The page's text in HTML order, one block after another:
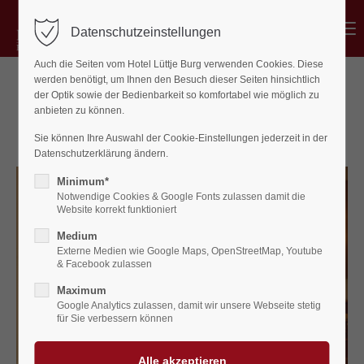
Login
Benutzername
Passwort
Anmelden
Register|Lost your password?
Unser Team
Datenschutzeinstellungen
Auch die Seiten vom Hotel Lüttje Burg verwenden Cookies. Diese
werden benötigt, um Ihnen den Besuch dieser Seiten hinsichtlich
der Optik sowie der Bedienbarkeit so komfortabel wie möglich zu
anbieten zu können.
Sie können Ihre Auswahl der Cookie-Einstellungen jederzeit in der
Datenschutzerklärung ändern.
Minimum*
Notwendige Cookies & Google Fonts zulassen damit die
Website korrekt funktioniert
Medium
Externe Medien wie Google Maps, OpenStreetMap, Youtube
& Facebook zulassen
Maximum
Google Analytics zulassen, damit wir unsere Webseite stetig
für Sie verbessern können